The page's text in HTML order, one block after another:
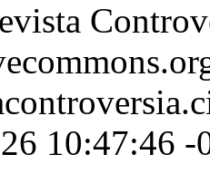
10:47:46 -